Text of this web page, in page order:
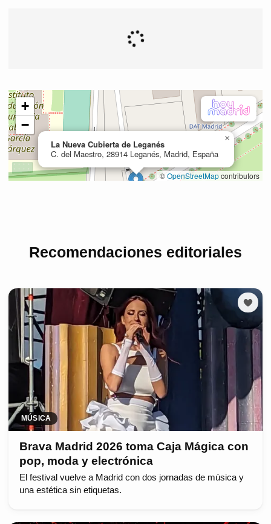
Recomendaciones editoriales
MÚSICA
Brava Madrid 2026 toma Caja Mágica con
pop, moda y electrónica
El festival vuelve a Madrid con dos jornadas de música y
una estética sin etiquetas.